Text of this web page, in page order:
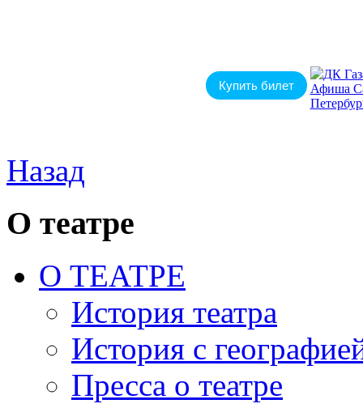
Купить билет
Назад
О театре
О ТЕАТРЕ
История театра
История с
Пресса о театре